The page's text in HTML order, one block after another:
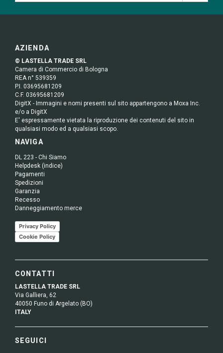
AZIENDA
© LASTELLA TRADE SRL
Camera di Commercio di Bologna
REA n° 539359
P.I. 03695681209
C.F. 03695681209
DigitX - Immagini e nomi presenti sul sito appartengono a Moxa Inc.
e/o a DigitX
E' espressamente vietata la riproduzione dei contenuti del sito in
qualsiasi modo ed a qualsiasi scopo.
NAVIGA
DL 223 - Chi Siamo
Helpdesk (indice)
Pagamenti
Spedizioni
Garanzia
Recesso
Danneggiamento merce
Privacy Policy
Cookie Policy
CONTATTI
LASTELLA TRADE SRL
Via Galliera, 62
40050 Funo di Argelato (BO)
ITALY
SEGUICI